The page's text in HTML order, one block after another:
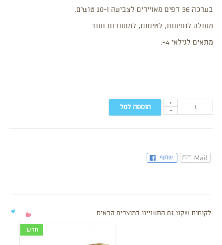
בערכה 36 דפים מאויירים לצביעה ו-10 טושים.
מעולה לנסיעות, לטיסות, למסעדות ועוד.
מתאים לגילאי 4+.
-
+ הוספה לסל
לקוחות שקנו גם התעניינו במוצרים הבאים
חדש!